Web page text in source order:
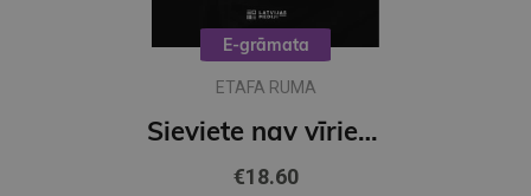
E-grāmata
ETAFA RUMA
Sieviete nav vīrietis (e-grāmata)
€18.60